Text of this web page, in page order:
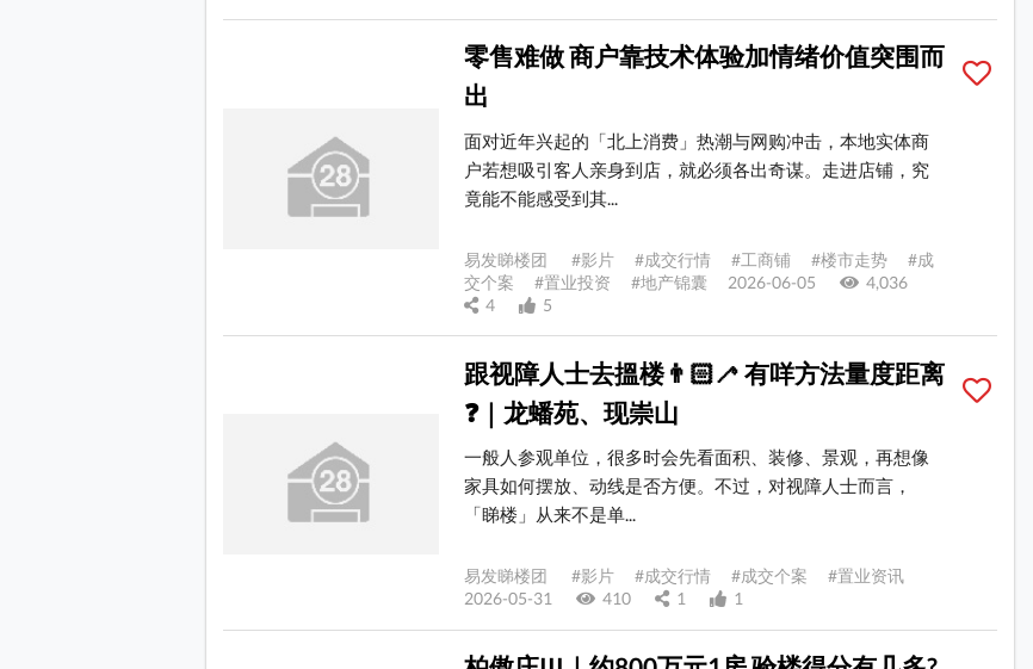
零售难做 商户靠技术体验加情绪价值突围而
出
面对近年兴起的「北上消费」热潮与网购冲击，本地实体商
户若想吸引客人亲身到店，就必须各出奇谋。走进店铺，究
竟能不能感受到其...
易发睇楼团 #影片 #成交行情 #工商铺 #楼市走势 #成
交个案 #置业投资 #地产锦囊 2026-06-05
4,036
4
5
跟视障人士去搵楼👨🏻🦯 有咩方法量度距离
❓｜龙蟠苑、现崇山
一般人参观单位，很多时会先看面积、装修、景观，再想像
家具如何摆放、动线是否方便。不过，对视障人士而言，
「睇楼」从来不是单...
易发睇楼团 #影片 #成交行情 #成交个案 #置业资讯
2026-05-31
410 1 1